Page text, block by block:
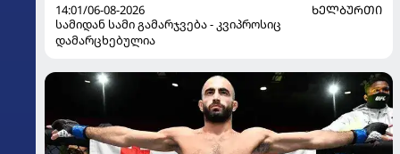
14:01/06-08-2026
ᲮᲔᲚᲑᲣᲠᲗᲘ
სამიდან სამი გამარჯვება - კვიპროსიც
დამარცხებულია